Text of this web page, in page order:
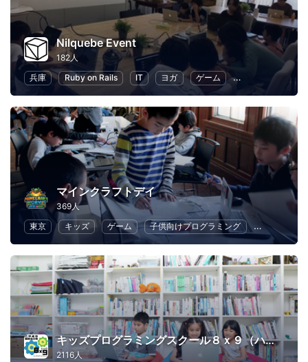
Nilquebe Event
182人
兵庫
Ruby on Rails IT ヨガ ゲーム 手作り・クラフト
マインクラフトデイ
369人
東京
キッズ ゲーム 子供向けプログラミング コミュニケ
キッズプログラミングスクール８ｘ９（ハック）体験レッスン
2116人